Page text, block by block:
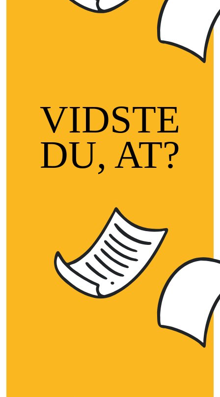
VIDSTE
DU, AT?